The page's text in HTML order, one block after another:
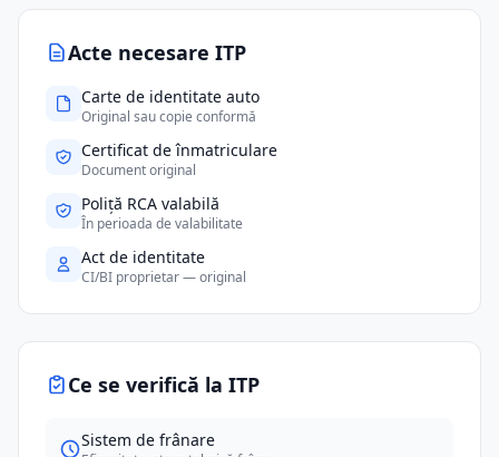
Acte necesare ITP
Carte de identitate auto
Original sau copie conformă
Certificat de înmatriculare
Document original
Poliță RCA valabilă
În perioada de valabilitate
Act de identitate
CI/BI proprietar — original
Ce se verifică la ITP
Sistem de frânare